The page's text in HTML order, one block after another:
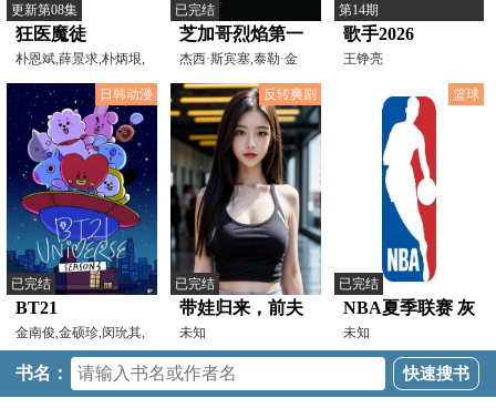
更新第08集
狂医魔徒
朴恩斌,薛景求,朴炳垠,
尹灿荣
已完结
芝加哥烈焰第一
季
杰西·斯宾塞,泰勒·金
尼,莫妮卡·雷蒙德,
第14期
歌手2026
王铮亮
日韩动漫
已完结
BT21
UNIVERSE
金南俊,金硕珍,闵玧其,
郑号锡,朴智旻,金泰
反转爽剧
已完结
带娃归来，前夫
跪求我复婚
未知
篮球
已完结
NBA夏季联赛 灰
熊vs凯尔特人
20250712
未知
书名：